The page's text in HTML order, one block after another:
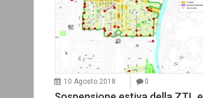
10 Agosto 2018 0